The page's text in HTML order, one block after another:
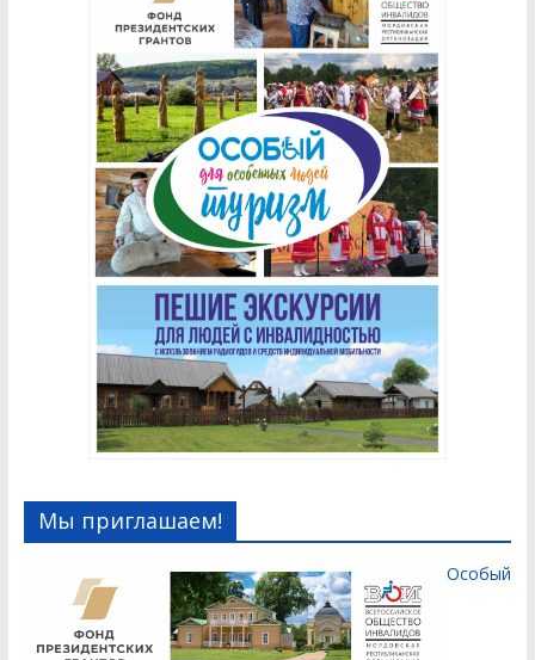
Мы приглашаем!
Особый